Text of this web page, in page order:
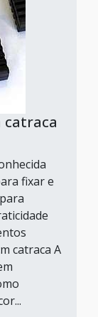
catraca
fixar e
catraca A